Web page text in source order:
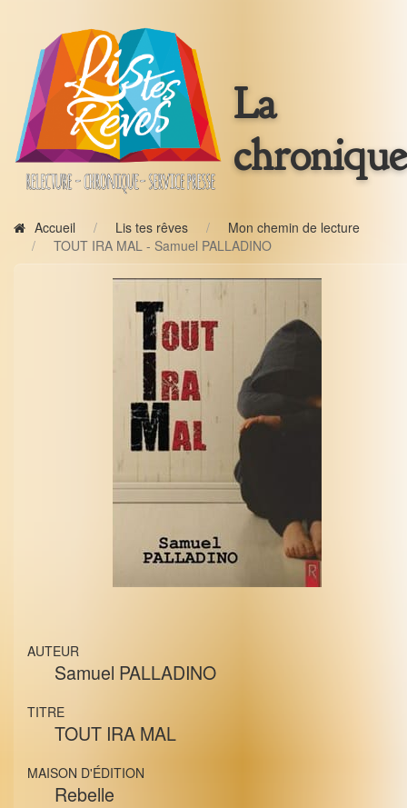
La
chronique
Accueil Lis tes rêves
Mon chemin de lecture
TOUT IRA MAL - Samuel PALLADINO
AUTEUR
Samuel PALLADINO
TITRE
TOUT IRA MAL
MAISON D'ÉDITION
Rebelle